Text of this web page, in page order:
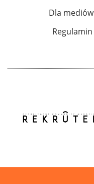
Dla mediów
Regulamin